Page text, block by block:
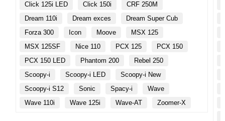
Click 125i LED
Click 150i
CRF 250M
Dream 110i
Dream exces
Dream Super Cub
Forza 300
Icon Moove
MSX 125
MSX 125SF
Nice 110 PCX 125
PCX 150
PCX 150 LED
Phantom 200
Rebel 250
Scoopy-i
Scoopy-i LED
Scoopy-i New
Scoopy-i S12
Sonic Spacy-i
Wave
Wave 110i
Wave 125i Wave-AT Zoomer-X